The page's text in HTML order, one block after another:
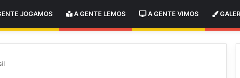
JOGAMOS A GENTE LEMOS A GENTE VIMOS